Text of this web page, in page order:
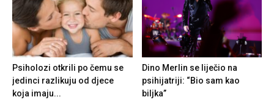
Psiholozi otkrili po čemu se
jedinci razlikuju od djece
koja imaju...
Dino Merlin se liječio na
psihijatriji: “Bio sam kao
biljka”